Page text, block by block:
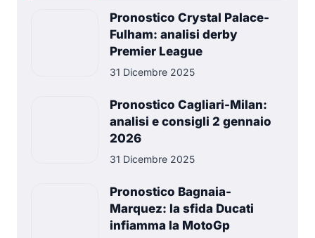
Pronostico Crystal Palace-
Fulham: analisi derby
Premier League
31 Dicembre 2025
Pronostico Cagliari-Milan:
analisi e consigli 2 gennaio
2026
31 Dicembre 2025
Pronostico Bagnaia-
Marquez: la sfida Ducati
infiamma la MotoGp